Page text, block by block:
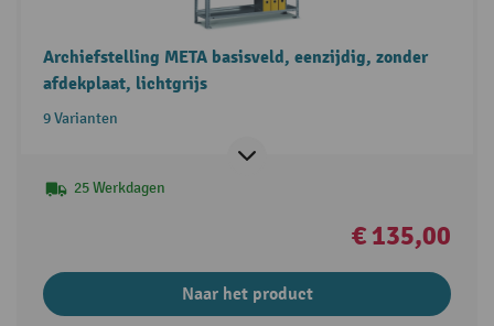
Archiefstelling META basisveld, eenzijdig, zonder
afdekplaat, lichtgrijs
9 Varianten
25 Werkdagen
€ 135,00
Naar het product